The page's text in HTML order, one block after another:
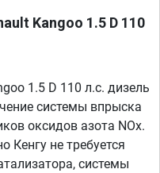
Kangoo 1.5 D 110
1.5 D 110 л.с. дизель
системы впрыска
оксидов азота NOx.
Кенгу не требуется
системы